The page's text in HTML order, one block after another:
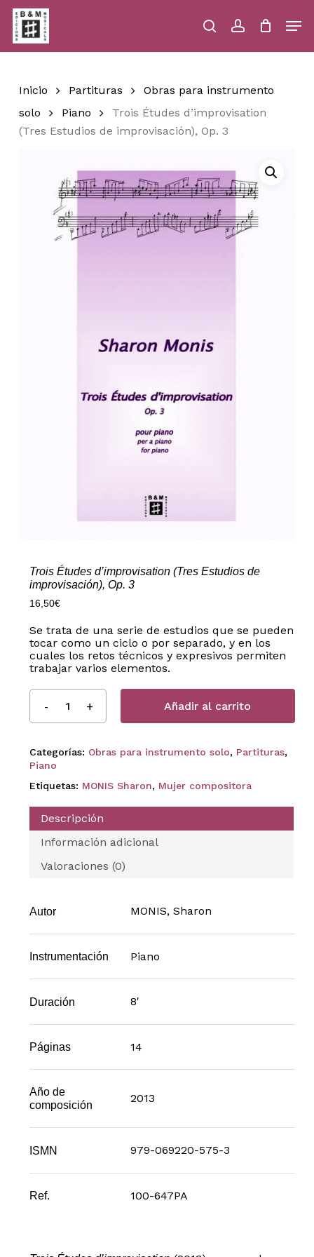
Skip
main
content
searchaccount
Close
Inicio Partituras
Obras para instrumento
solo
Piano
Trois Études d’improvisation
(Tres Estudios de improvisación), Op. 3
Trois Études d’improvisation (Tres Estudios de
improvisación), Op. 3
16,50€
Se trata de una serie de estudios que se pueden
tocar como un ciclo o por separado, y en los
cuales los retos técnicos y expresivos permiten
trabajar varios elementos.
Añadir al carrito
Categorías: Obras para instrumento solo, Partituras,
Piano
Etiquetas: MONIS Sharon, Mujer compositora
Descripción
Información adicional
Valoraciones (0)
Autor MONIS, Sharon
Instrumentación Piano
Duración 8'
Páginas 14
Año de
composición
2013
ISMN 979-069220-575-3
Ref. 100-647PA
Menu